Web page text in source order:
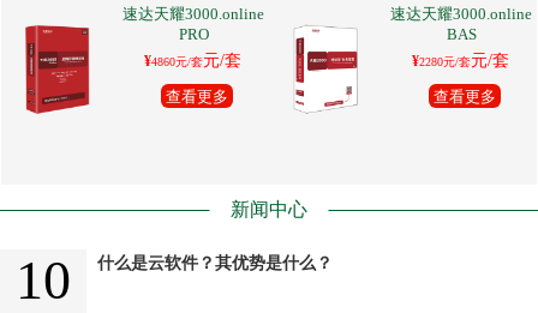
速达天耀3000.online
PRO
¥4860元/套元/套
查看更多
速达天耀3000.online
BAS
¥2280元/套元/套
查看更多
新闻中心
10 什么是云软件？其优势是什么？